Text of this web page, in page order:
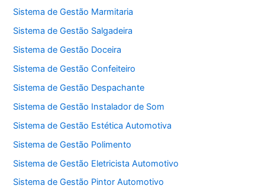
Sistema de Gestão Marmitaria
Sistema de Gestão Salgadeira
Sistema de Gestão Doceira
Sistema de Gestão Confeiteiro
Sistema de Gestão Despachante
Sistema de Gestão Instalador de Som
Sistema de Gestão Estética Automotiva
Sistema de Gestão Polimento
Sistema de Gestão Eletricista Automotivo
Sistema de Gestão Pintor Automotivo